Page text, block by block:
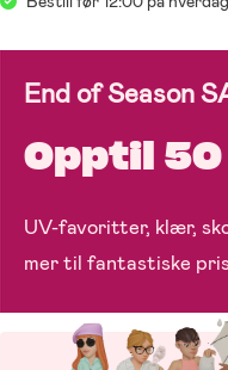
End of Season
Opptil 50
UV-favoritter, klær,
mer til fantastiske